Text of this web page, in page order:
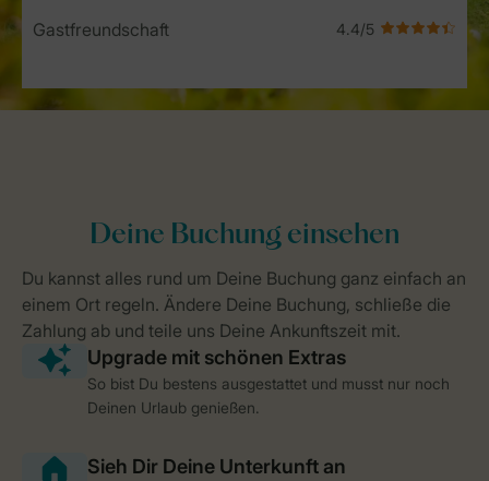
Gastfreundschaft
So bist Du bestens ausgestattet und musst nur noch
Deinen Urlaub genießen.